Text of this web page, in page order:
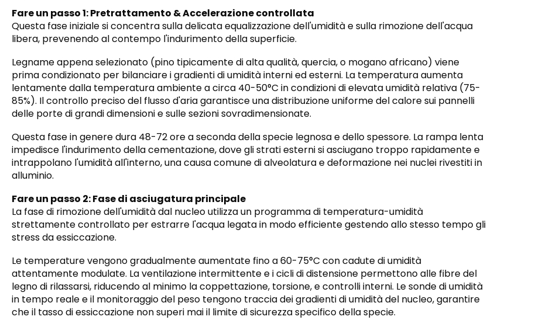
Fare un passo 1: Pretrattamento & Accelerazione controllata
Questa fase iniziale si concentra sulla delicata equalizzazione dell'umidità e sulla rimozione dell'acqua
libera, prevenendo al contempo l'indurimento della superficie.
Legname appena selezionato (pino tipicamente di alta qualità, quercia, o mogano africano) viene
prima condizionato per bilanciare i gradienti di umidità interni ed esterni. La temperatura aumenta
lentamente dalla temperatura ambiente a circa 40-50°C in condizioni di elevata umidità relativa (75-
85%). Il controllo preciso del flusso d'aria garantisce una distribuzione uniforme del calore sui pannelli
delle porte di grandi dimensioni e sulle sezioni sovradimensionate.
Questa fase in genere dura 48-72 ore a seconda della specie legnosa e dello spessore. La rampa lenta
impedisce l'indurimento della cementazione, dove gli strati esterni si asciugano troppo rapidamente e
intrappolano l'umidità all'interno, una causa comune di alveolatura e deformazione nei nuclei rivestiti in
alluminio.
Fare un passo 2: Fase di asciugatura principale
La fase di rimozione dell'umidità dal nucleo utilizza un programma di temperatura-umidità
strettamente controllato per estrarre l'acqua legata in modo efficiente gestendo allo stesso tempo gli
stress da essiccazione.
Le temperature vengono gradualmente aumentate fino a 60-75°C con cadute di umidità
attentamente modulate. La ventilazione intermittente e i cicli di distensione permettono alle fibre del
legno di rilassarsi, riducendo al minimo la coppettazione, torsione, e controlli interni. Le sonde di umidità
in tempo reale e il monitoraggio del peso tengono traccia dei gradienti di umidità del nucleo, garantire
che il tasso di essiccazione non superi mai il limite di sicurezza specifico della specie.